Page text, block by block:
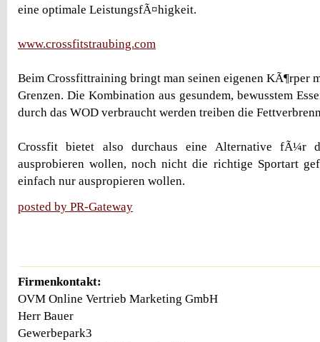
eine optimale LeistungsfÃ¤higkeit.
www.crossfitstraubing.com
Beim Crossfittraining bringt man seinen eigenen KÃ¶rper
Grenzen. Die Kombination aus gesundem, bewusstem
durch das WOD verbraucht werden treiben die
Crossfit bietet also durchaus eine Alternative fÃ¼r
ausprobieren wollen, noch nicht die richtige Sportart
einfach nur auspropieren wollen.
posted by PR-Gateway
Firmenkontakt:
OVM Online Vertrieb Marketing GmbH
Herr Bauer
Gewerbepark3